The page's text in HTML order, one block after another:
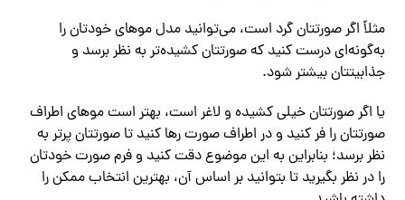
مثلاً اگر صورتتان گرد است، می‌توانید مدل موهای خودتان را
به‌گونه‌ای درست کنید که صورتتان کشیده‌تر به نظر برسد و
جذابیتتان بیشتر شود.
یا اگر صورتتان خیلی کشیده و لاغر است، بهتر است موهای اطراف
صورتتان را فر کنید و در اطراف صورت رها کنید تا صورتتان پرتر به
نظر برسد؛ بنابراین به این موضوع دقت کنید و فرم صورت خودتان
را در نظر بگیرید تا بتوانید بر اساس آن، بهترین انتخاب ممکن را